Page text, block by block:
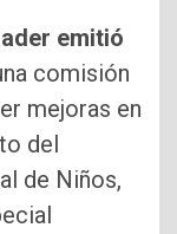
emitió
comisión
mejoras en
del
de Niños,